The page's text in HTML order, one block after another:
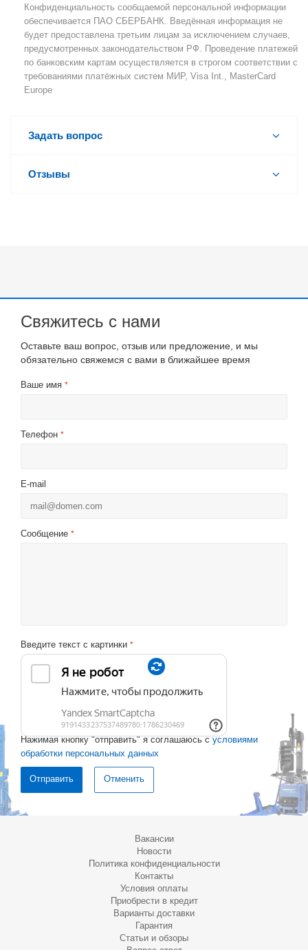
Конфиденциальность сообщаемой персональной информации
обеспечивается ПАО СБЕРБАНК. Введённая информация не
будет предоставлена третьим лицам за исключением случаев,
предусмотренных законодательством РФ. Проведение платежей
по банковским картам осуществляется в строгом соответствии с
требованиями платёжных систем МИР, Visa Int., MasterCard
Europe
Задать вопрос
Отзывы
Свяжитесь с нами
Оставьте ваш вопрос, отзыв или предложение, и мы
обязательно свяжемся с вами в ближайшее время
Ваше имя *
Телефон *
E-mail
Сообщение *
Введите текст с картинки *
Нажимая кнопку "отправить" я соглашаюсь с условиями
обработки персональных данных
Отменить
Вакансии
Новости
Политика конфиденциальности
Контакты
Условия оплаты
Приобрести в кредит
Варианты доставки
Гарантия
Статьи и обзоры